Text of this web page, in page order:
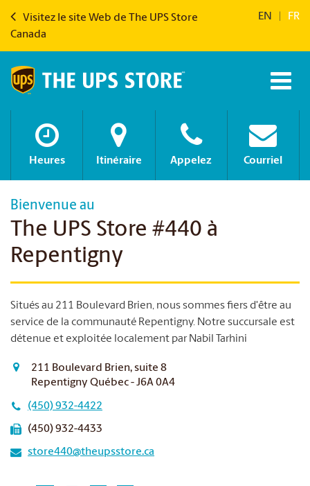
Visitez le site Web de The UPS Store
Canada
EN FR
Heures Itinéraire Appelez Courriel
Bienvenue au
The UPS Store #440 à
Repentigny
Situés au 211 Boulevard Brien, nous sommes fiers d'être au
service de la communauté Repentigny. Notre succursale est
détenue et exploitée localement par Nabil Tarhini
211 Boulevard Brien, suite 8
Repentigny Québec - J6A 0A4
(450) 932-4422
(450) 932-4433
store440@theupsstore.ca